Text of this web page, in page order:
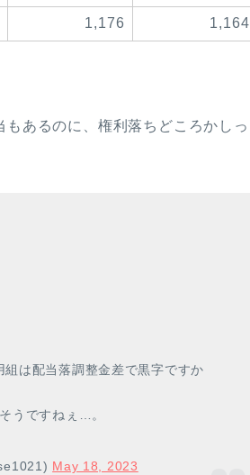
1,176 1,164
あるのに、権利落ちどころかしっ
は配当落調整金差で黒字ですか
うですねぇ…。
May 18, 2023